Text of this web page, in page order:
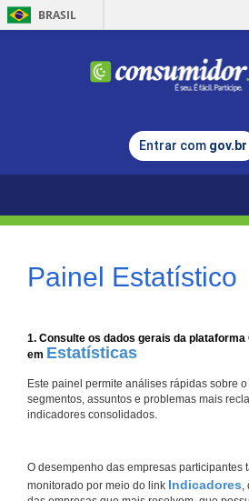
BRASIL
Entrar com gov.br
Painel Estatístico
1. Consulte os dados gerais da plataforma
em Estatísticas
Este painel permite análises rápidas sobre
segmentos, assuntos e problemas mais
indicadores consolidados.
O desempenho das empresas participantes
monitorado por meio do link Indicadores,